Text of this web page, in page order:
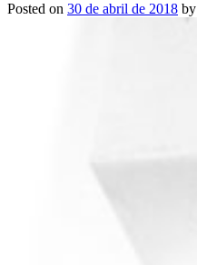
Posted on 30 de abril de 2018 by